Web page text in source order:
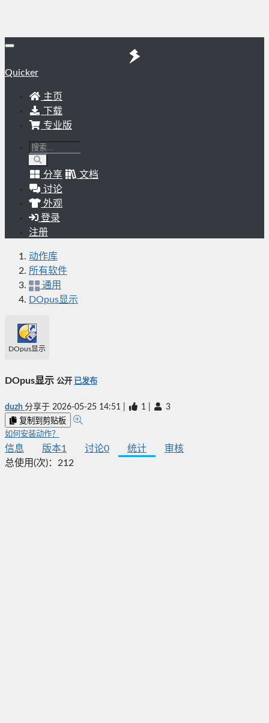
Quicker
主页
下载
专业版
分享
文档
讨论
外观
登录
注册
动作库
所有软件
通用
DOpus显示
DOpus显示
DOpus显示 公开 已发布
duzh 分享于 2026-05-25 14:51 1 3
复制到剪贴板
如何安装动作？
信息 版本1 讨论0 统计
审核
总使用(次)： 212